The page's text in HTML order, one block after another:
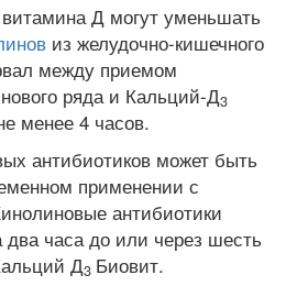
Д могут уменьшать
из желудочно-кишечного
между приемом
ряда и Кальций-Д3
менее 4 часов.
антибиотиков может быть
применении с
антибиотики
два часа до или через шесть
Д3 Биовит.